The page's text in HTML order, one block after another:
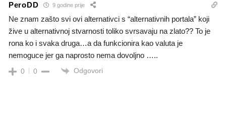
PeroDD 9 godine prije
Ne znam zašto svi ovi alternativci s “alternativnih portala” koji
žive u alternativnoj stvarnosti toliko svrsavaju na zlato?? To je
rona ko i svaka druga…a da funkcionira kao valuta je
nemoguce jer ga naprosto nema dovoljno …..
0 0 Odgovori